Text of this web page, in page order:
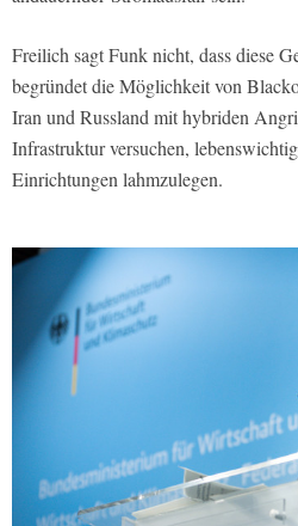
Freilich sagt Funk nicht, dass diese
begründet die Möglichkeit von
Iran und Russland mit hybriden
Infrastruktur versuchen,
Einrichtungen lahmzulegen.